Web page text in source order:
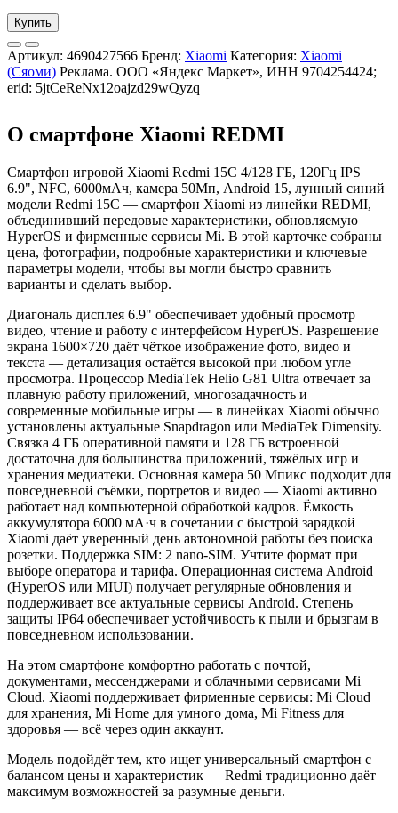
Купить
Артикул: 4690427566 Бренд: Xiaomi Категория: Xiaomi
(Сяоми) Реклама. ООО «Яндекс Маркет», ИНН 9704254424;
erid: 5jtCeReNx12oajzd29wQyzq
О смартфоне Xiaomi REDMI
Смартфон игровой Xiaomi Redmi 15C 4/128 ГБ, 120Гц IPS
6.9", NFC, 6000мAч, камера 50Мп, Android 15, лунный синий
модели Redmi 15C — смартфон Xiaomi из линейки REDMI,
объединивший передовые характеристики, обновляемую
HyperOS и фирменные сервисы Mi. В этой карточке собраны
цена, фотографии, подробные характеристики и ключевые
параметры модели, чтобы вы могли быстро сравнить
варианты и сделать выбор.
Диагональ дисплея 6.9" обеспечивает удобный просмотр
видео, чтение и работу с интерфейсом HyperOS. Разрешение
экрана 1600×720 даёт чёткое изображение фото, видео и
текста — детализация остаётся высокой при любом угле
просмотра. Процессор MediaTek Helio G81 Ultra отвечает за
плавную работу приложений, многозадачность и
современные мобильные игры — в линейках Xiaomi обычно
установлены актуальные Snapdragon или MediaTek Dimensity.
Связка 4 ГБ оперативной памяти и 128 ГБ встроенной
достаточна для большинства приложений, тяжёлых игр и
хранения медиатеки. Основная камера 50 Мпикс подходит для
повседневной съёмки, портретов и видео — Xiaomi активно
работает над компьютерной обработкой кадров. Ёмкость
аккумулятора 6000 мА·ч в сочетании с быстрой зарядкой
Xiaomi даёт уверенный день автономной работы без поиска
розетки. Поддержка SIM: 2 nano-SIM. Учтите формат при
выборе оператора и тарифа. Операционная система Android
(HyperOS или MIUI) получает регулярные обновления и
поддерживает все актуальные сервисы Android. Степень
защиты IP64 обеспечивает устойчивость к пыли и брызгам в
повседневном использовании.
На этом смартфоне комфортно работать с почтой,
документами, мессенджерами и облачными сервисами Mi
Cloud. Xiaomi поддерживает фирменные сервисы: Mi Cloud
для хранения, Mi Home для умного дома, Mi Fitness для
здоровья — всё через один аккаунт.
Модель подойдёт тем, кто ищет универсальный смартфон с
балансом цены и характеристик — Redmi традиционно даёт
максимум возможностей за разумные деньги.